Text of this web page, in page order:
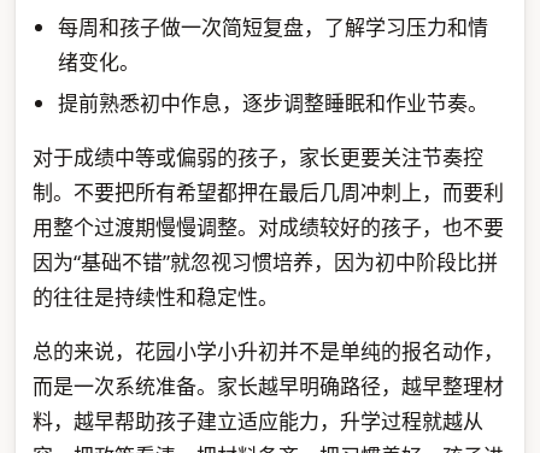
每周和孩子做一次简短复盘，了解学习压力和情
绪变化。
提前熟悉初中作息，逐步调整睡眠和作业节奏。
对于成绩中等或偏弱的孩子，家长更要关注节奏控
制。不要把所有希望都押在最后几周冲刺上，而要利
用整个过渡期慢慢调整。对成绩较好的孩子，也不要
因为“基础不错”就忽视习惯培养，因为初中阶段比拼
的往往是持续性和稳定性。
总的来说，花园小学小升初并不是单纯的报名动作，
而是一次系统准备。家长越早明确路径，越早整理材
料，越早帮助孩子建立适应能力，升学过程就越从